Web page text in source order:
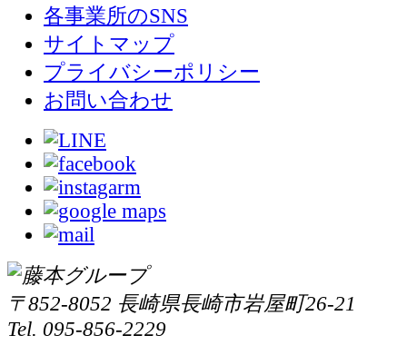
各事業所のSNS
サイトマップ
プライバシーポリシー
お問い合わせ
〒852-8052 長崎県長崎市岩屋町26-21
Tel. 095-856-2229